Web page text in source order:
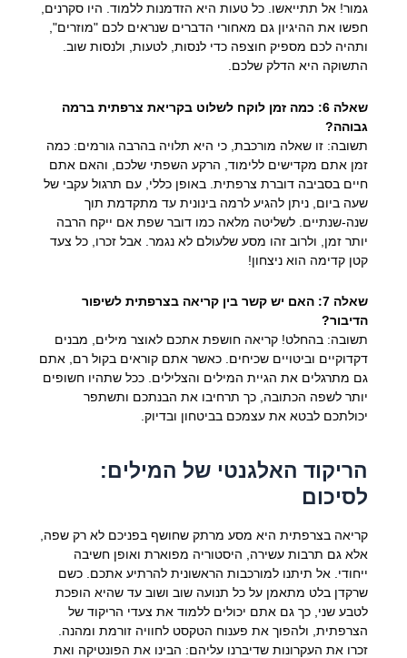
גמור! אל תתייאשו. כל טעות היא הזדמנות ללמוד. היו סקרנים,
חפשו את ההיגיון גם מאחורי הדברים שנראים לכם "מוזרים",
ותהיה לכם מספיק חוצפה כדי לנסות, לטעות, ולנסות שוב.
התשוקה היא הדלק שלכם.
שאלה 6: כמה זמן לוקח לשלוט בקריאת צרפתית ברמה
גבוהה?
תשובה: זו שאלה מורכבת, כי היא תלויה בהרבה גורמים: כמה
זמן אתם מקדישים ללימוד, הרקע השפתי שלכם, והאם אתם
חיים בסביבה דוברת צרפתית. באופן כללי, עם תרגול עקבי של
שעה ביום, ניתן להגיע לרמה בינונית עד מתקדמת תוך
שנה-שנתיים. לשליטה מלאה כמו דובר שפת אם ייקח הרבה
יותר זמן, ולרוב זהו מסע שלעולם לא נגמר. אבל זכרו, כל צעד
קטן קדימה הוא ניצחון!
שאלה 7: האם יש קשר בין קריאה בצרפתית לשיפור
הדיבור?
תשובה: בהחלט! קריאה חושפת אתכם לאוצר מילים, מבנים
דקדוקיים וביטויים שכיחים. כאשר אתם קוראים בקול רם, אתם
גם מתרגלים את הגיית המילים והצלילים. ככל שתהיו חשופים
יותר לשפה הכתובה, כך תרחיבו את הבנתכם ותשתפר
יכולתכם לבטא את עצמכם בביטחון ובדיוק.
הריקוד האלגנטי של המילים:
לסיכום
קריאה בצרפתית היא מסע מרתק שחושף בפניכם לא רק שפה,
אלא גם תרבות עשירה, היסטוריה מפוארת ואופן חשיבה
ייחודי. אל תיתנו למורכבות הראשונית להרתיע אתכם. כשם
שרקדן בלט מתאמן על כל תנועה שוב ושוב עד שהיא הופכת
לטבע שני, כך גם אתם יכולים ללמוד את צעדי הריקוד של
הצרפתית, ולהפוך את פענוח הטקסט לחוויה זורמת ומהנה.
זכרו את העקרונות שדיברנו עליהם: הבינו את הפונטיקה ואת